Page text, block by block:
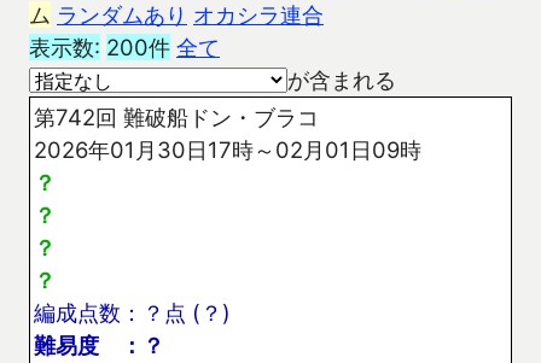
ム ランダムあり オカシラ連合
表示数: 200件 全て
が含まれる
第742回 難破船ドン・ブラコ
2026年01月30日17時～02月01日09時
？
？
？
？
編成点数：？点 (？)
難易度 ：？